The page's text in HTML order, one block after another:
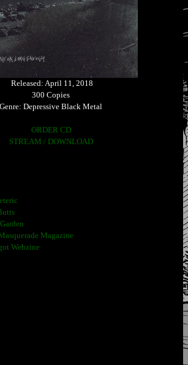
Released: April 11, 2018
300 Copies
Genre: Depressive Black Metal
ORDER CD
STREAM / DOWNLOAD
Magazine
Webzine